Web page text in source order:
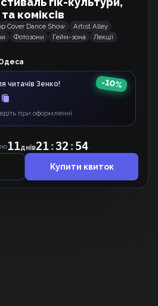
королю
доброго героя
коміксів
Cover Dance Show
Artist Alley
Фотозони Гейм-зона
Лекції
читачів Зенко!
при оформленні
-10%
11днів21:32 :54
Купити квиток